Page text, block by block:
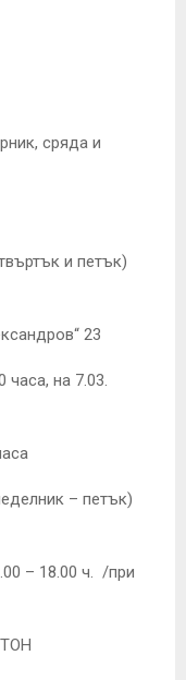
сряда и
и петък)
23
на 7.03.
– петък)
– 18.00 ч. /при